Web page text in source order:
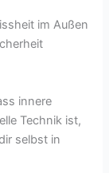
im Außen
innere
Technik ist,
selbst in